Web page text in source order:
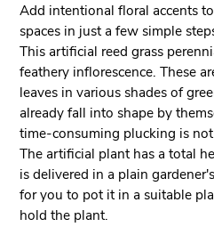
Add intentional floral accents
spaces in just a few simple
This artificial reed grass
feathery inflorescence. These
leaves in various shades of
already fall into shape by
time-consuming plucking is not
The artificial plant has a total
is delivered in a plain
for you to pot it in a suitable
hold the plant.